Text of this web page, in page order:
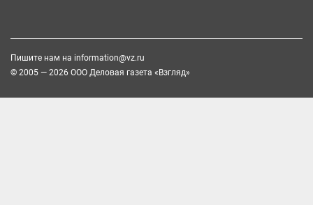
Пишите нам на information@vz.ru
© 2005 — 2026 ООО Деловая газета «Взгляд»